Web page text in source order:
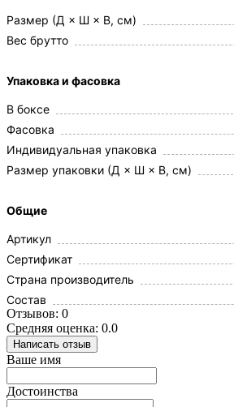
Размер (Д × Ш × В, см)
Вес брутто
Упаковка и фасовка
В боксе
Фасовка
Индивидуальная упаковка
Размер упаковки (Д × Ш × В, см)
Общие
Артикул
Сертификат
Страна производитель
Состав
Отзывов: 0
Средняя оценка: 0.0
Написать отзыв
Ваше имя
Достоинства